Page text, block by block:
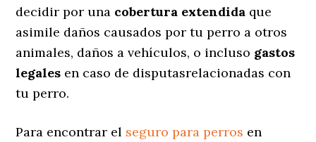
decidir por una cobertura extendida que
asimile daños causados por tu perro a otros
animales, daños a vehículos, o incluso gastos
legales en caso de disputasrelacionadas con
tu perro.
Para encontrar el seguro para perros en